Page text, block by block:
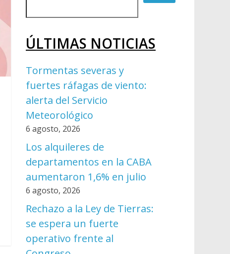
ÚLTIMAS NOTICIAS
Tormentas severas y
fuertes ráfagas de viento:
alerta del Servicio
Meteorológico
6 agosto, 2026
Los alquileres de
departamentos en la CABA
aumentaron 1,6% en julio
6 agosto, 2026
Rechazo a la Ley de Tierras:
se espera un fuerte
operativo frente al